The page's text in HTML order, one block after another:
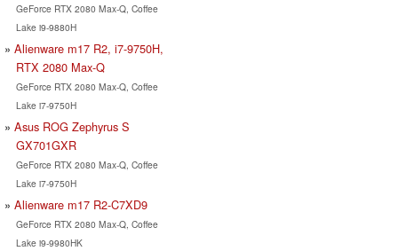
GeForce RTX 2080 Max-Q, Coffee
Lake i9-9880H
Alienware m17 R2, i7-9750H,
RTX 2080 Max-Q
GeForce RTX 2080 Max-Q, Coffee
Lake i7-9750H
Asus ROG Zephyrus S
GX701GXR
GeForce RTX 2080 Max-Q, Coffee
Lake i7-9750H
Alienware m17 R2-C7XD9
GeForce RTX 2080 Max-Q, Coffee
Lake i9-9980HK